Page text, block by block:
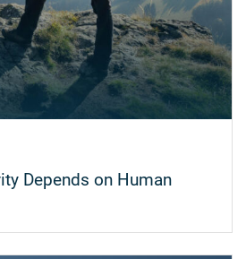
Depends on Human